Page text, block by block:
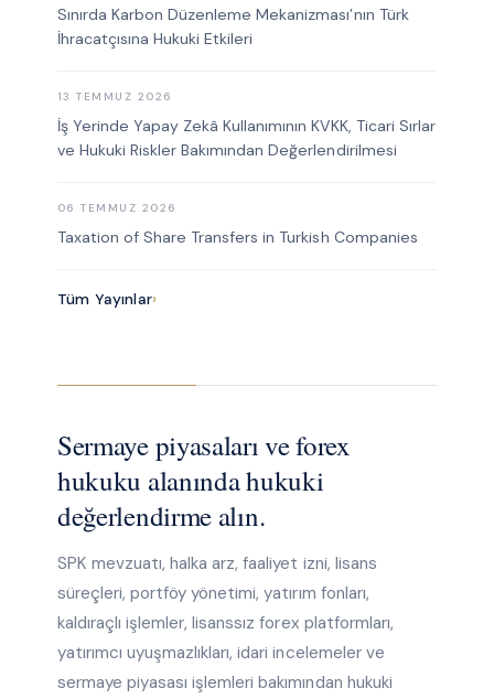
Sınırda Karbon Düzenleme Mekanizması’nın Türk
İhracatçısına Hukuki Etkileri
13 TEMMUZ 2026
İş Yerinde Yapay Zekâ Kullanımının KVKK, Ticari Sırlar
ve Hukuki Riskler Bakımından Değerlendirilmesi
06 TEMMUZ 2026
Taxation of Share Transfers in Turkish Companies
Tüm Yayınlar›
Sermaye piyasaları ve forex
hukuku alanında hukuki
değerlendirme alın.
SPK mevzuatı, halka arz, faaliyet izni, lisans
süreçleri, portföy yönetimi, yatırım fonları,
kaldıraçlı işlemler, lisanssız forex platformları,
yatırımcı uyuşmazlıkları, idari incelemeler ve
sermaye piyasası işlemleri bakımından hukuki